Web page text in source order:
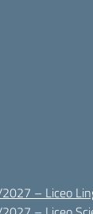
– Liceo